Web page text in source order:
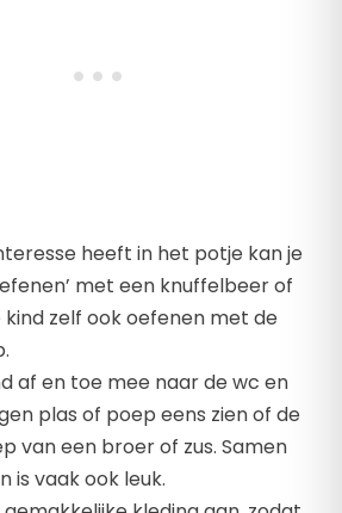
heeft in het potje kan je
met een knuffelbeer of
kind zelf ook oefenen met de
af en toe mee naar de wc en
plas of poep eens zien of de
van een broer of zus. Samen
is vaak ook leuk.